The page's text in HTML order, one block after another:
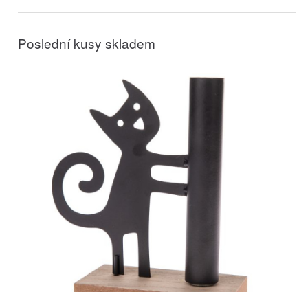
Poslední kusy skladem